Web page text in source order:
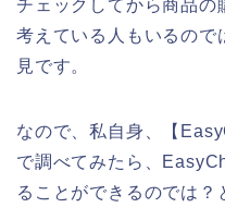
チェックしてから商品の
考えている人もいるので
見です。
なので、私自身、【
で調べてみたら、
ることができるのでは？